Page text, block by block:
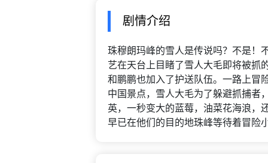
剧情介绍
珠穆朗玛峰的雪人是传说吗？不是！
艺在天台上目睹了雪人大毛即将被抓
和鹏鹏也加入了护送队伍。一路上冒
中国景点，雪人大毛为了躲避抓捕者
英，一秒变大的蓝莓，油菜花海浪，
早已在他们的目的地珠峰等待着冒险